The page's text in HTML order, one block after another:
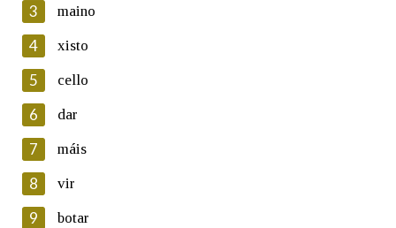
En cumprimento da normativa vixente en materia de
Protección de Datos de Carácter Persoal, a Real Academia
Galega informa a aqueles usuarios que faciliten o seu correo
electrónico, así como calquera outra información de carácter
persoal, que estes datos serán obxecto de tratamento
automatizado de carácter confidencial e incorporados aos seus
ficheiros informáticos. Así mesmo, os usuarios poderán exercer o
seu dereito de acceso, rectificación, oposición e cancelación dos
seus datos poñéndose en contacto connosco.
Lin e acepto as condicións da política de
3 maino
4 xisto
5 cello
6 dar
7 máis
8 vir
9 botar